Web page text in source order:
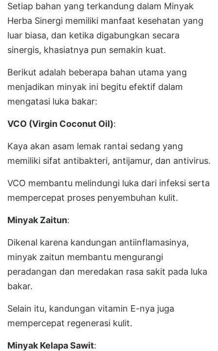
Setiap bahan yang terkandung dalam Minyak
Herba Sinergi memiliki manfaat kesehatan yang
luar biasa, dan ketika digabungkan secara
sinergis, khasiatnya pun semakin kuat.
Berikut adalah beberapa bahan utama yang
menjadikan minyak ini begitu efektif dalam
mengatasi luka bakar:
VCO (Virgin Coconut Oil):
Kaya akan asam lemak rantai sedang yang
memiliki sifat antibakteri, antijamur, dan antivirus.
VCO membantu melindungi luka dari infeksi serta
mempercepat proses penyembuhan kulit.
Minyak Zaitun:
Dikenal karena kandungan antiinflamasinya,
minyak zaitun membantu mengurangi
peradangan dan meredakan rasa sakit pada luka
bakar.
Selain itu, kandungan vitamin E-nya juga
mempercepat regenerasi kulit.
Minyak Kelapa Sawit: